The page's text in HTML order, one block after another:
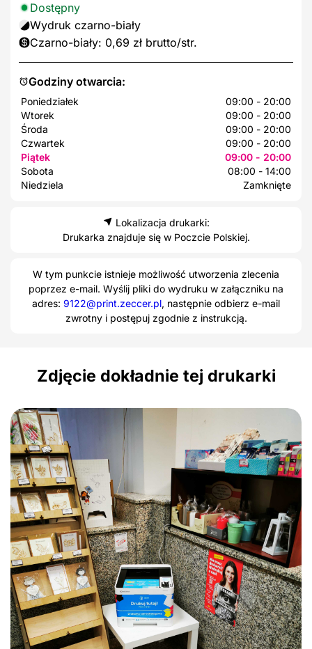
Godziny otwarcia:
Poniedziałek
09:00 - 20:00
Wtorek
09:00 - 20:00
Środa
09:00 - 20:00
Czwartek
09:00 - 20:00
Piątek
09:00 - 20:00
Sobota
08:00 - 14:00
Niedziela
Zamknięte
Dostępny
Wydruk czarno-biały
Czarno-biały: 0,69 zł brutto/str.
Lokalizacja drukarki:
Drukarka znajduje się w Poczcie Polskiej.
W tym punkcie istnieje możliwość utworzenia zlecenia
poprzez e-mail. Wyślij pliki do wydruku w załączniku na
adres: 9122@print.zeccer.pl, następnie odbierz e-mail
zwrotny i postępuj zgodnie z instrukcją.
Zdjęcie dokładnie tej drukarki